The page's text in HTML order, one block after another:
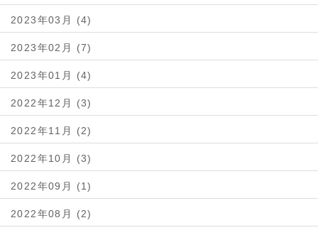
2023年03月 (4)
2023年02月 (7)
2023年01月 (4)
2022年12月 (3)
2022年11月 (2)
2022年10月 (3)
2022年09月 (1)
2022年08月 (2)